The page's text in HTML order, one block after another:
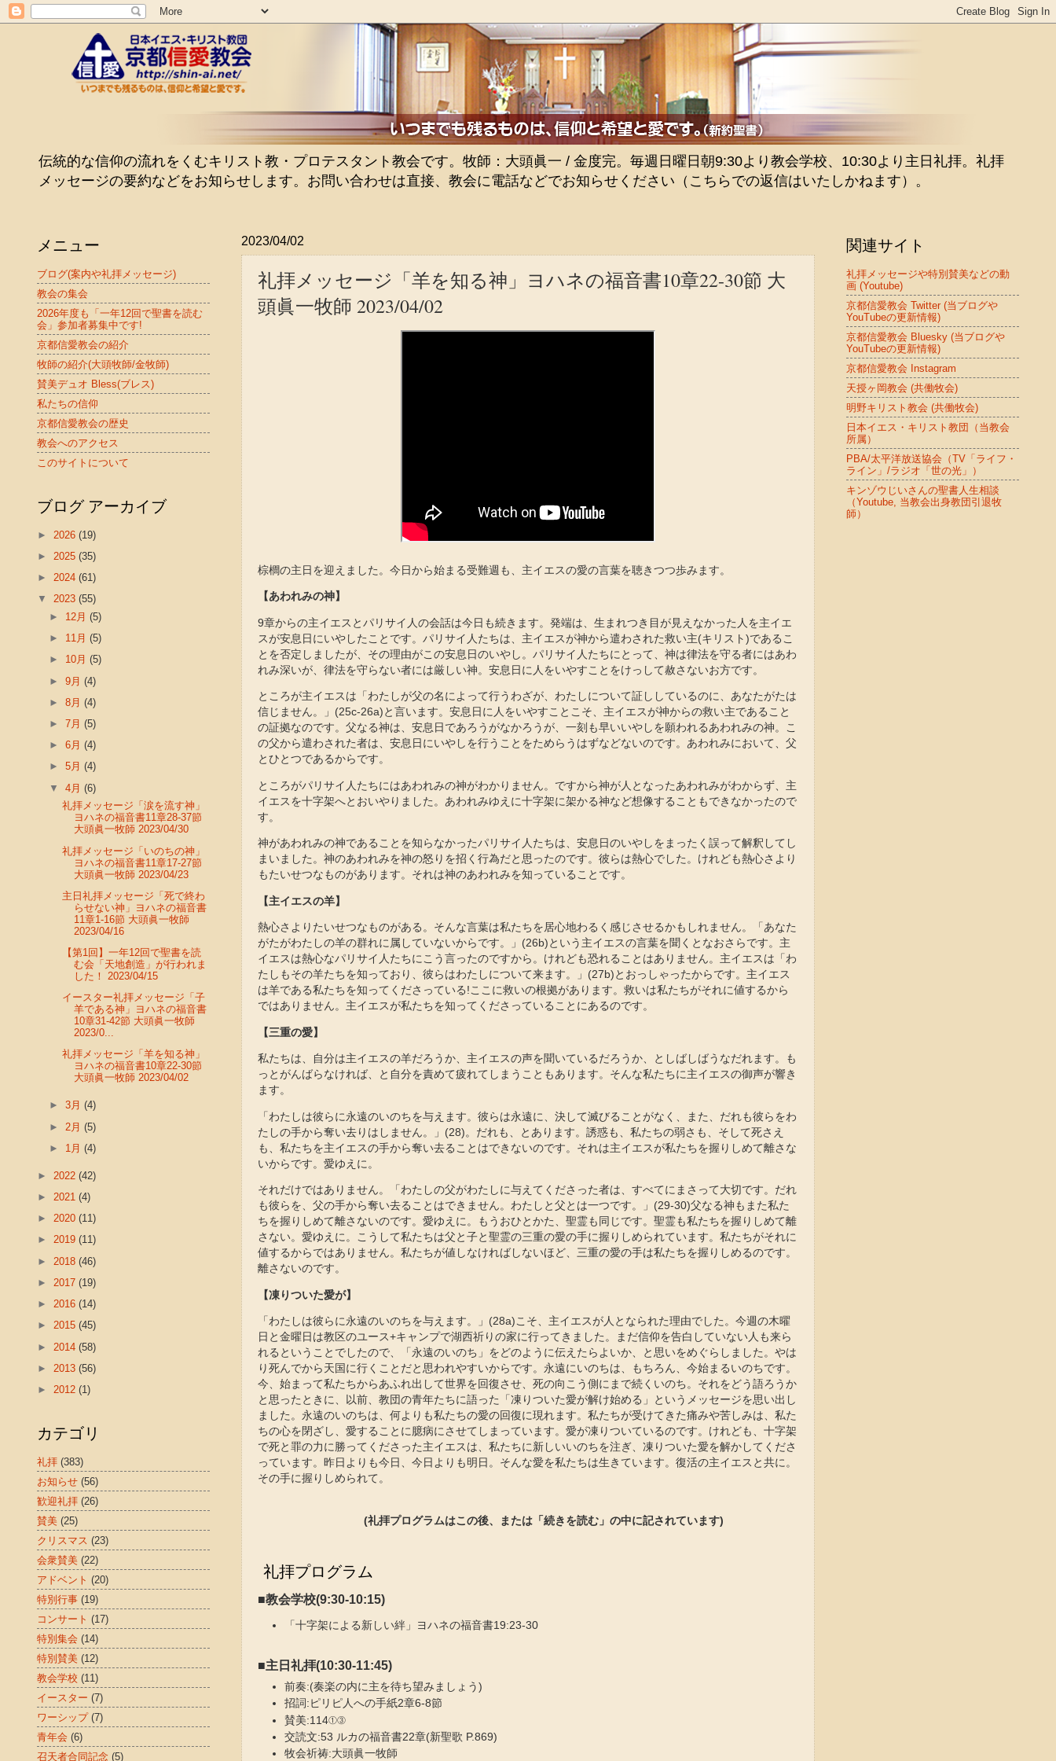
伝統的な信仰の流れをくむキリスト教・プロテスタント教会です。牧師：大頭眞一 / 金度完。毎週日曜日朝9:30より教会学校、10:30より主日礼拝。礼拝
メッセージの要約などをお知らせします。お問い合わせは直接、教会に電話などでお知らせください（こちらでの返信はいたしかねます）。
2023/04/02
礼拝メッセージ「羊を知る神」ヨハネの福音書10章22-30節 大
頭眞一牧師 2023/04/02
棕櫚の主日を迎えました。今日から始まる受難週も、主イエスの愛の言葉を聴きつつ歩みます。
【あわれみの神】
9章からの主イエスとパリサイ人の会話は今日も続きます。発端は、生まれつき目が見えなかった人を主イエ
スが安息日にいやしたことです。パリサイ人たちは、主イエスが神から遣わされた救い主(キリスト)であるこ
とを否定しましたが、その理由がこの安息日のいやし。パリサイ人たちにとって、神は律法を守る者にはあわ
れみ深いが、律法を守らない者には厳しい神。安息日に人をいやすことをけっして赦さないお方です。
ところが主イエスは「わたしが父の名によって行うわざが、わたしについて証ししているのに、あなたがたは
信じません。」(25c-26a)と言います。安息日に人をいやすことこそ、主イエスが神からの救い主であること
の証拠なのです。父なる神は、安息日であろうがなかろうが、一刻も早いいやしを願われるあわれみの神。こ
の父から遣わされた者は、安息日にいやしを行うことをためらうはずなどないのです。あわれみにおいて、父
とひとつであるからです。
ところがパリサイ人たちにはあわれみの神がわかりません。ですから神が人となったあわれみがわからず、主
イエスを十字架へとおいやりました。あわれみゆえに十字架に架かる神など想像することもできなかったので
す。
神があわれみの神であることを知らなかったパリサイ人たちは、安息日のいやしをまったく誤って解釈してし
まいました。神のあわれみを神の怒りを招く行為だと思ったのです。彼らは熱心でした。けれども熱心さより
もたいせつなものがあります。それは神のあわれみを知っていることです。
【主イエスの羊】
熱心さよりたいせつなものがある。そんな言葉は私たちを居心地わるく感じさせるかもしれません。「あなた
がたがわたしの羊の群れに属していないからです。」(26b)という主イエスの言葉を聞くとなおさらです。主
イエスは熱心なパリサイ人たちにこう言ったのですから。けれども恐れることはありません。主イエスは「わ
たしもその羊たちを知っており、彼らはわたしについて来ます。」(27b)とおっしゃったからです。主イエス
は羊である私たちを知ってくださっている!ここに救いの根拠があります。救いは私たちがそれに値するから
ではありません。主イエスが私たちを知ってくださっていることにあるのです。
【三重の愛】
私たちは、自分は主イエスの羊だろうか、主イエスの声を聞いているだろうか、としばしばうなだれます。も
っとがんばらなければ、と自分を責めて疲れてしまうこともあります。そんな私たちに主イエスの御声が響き
ます。
「わたしは彼らに永遠のいのちを与えます。彼らは永遠に、決して滅びることがなく、また、だれも彼らをわ
たしの手から奪い去りはしません。」(28)。だれも、とあります。誘惑も、私たちの弱さも、そして死さえ
も、私たちを主イエスの手から奪い去ることはできないのです。それは主イエスが私たちを握りしめて離さな
いからです。愛ゆえに。
それだけではありません。「わたしの父がわたしに与えてくださった者は、すべてにまさって大切です。だれ
も彼らを、父の手から奪い去ることはできません。わたしと父とは一つです。」(29-30)父なる神もまた私た
ちを握りしめて離さないのです。愛ゆえに。もうおひとかた、聖霊も同じです。聖霊も私たちを握りしめて離
さない。愛ゆえに。こうして私たちは父と子と聖霊の三重の愛の手に握りしめられています。私たちがそれに
値するからではありません。私たちが値しなければしないほど、三重の愛の手は私たちを握りしめるのです。
離さないのです。
【凍りついた愛が】
「わたしは彼らに永遠のいのちを与えます。」(28a)こそ、主イエスが人となられた理由でした。今週の木曜
日と金曜日は教区のユース+キャンプで湖西祈りの家に行ってきました。まだ信仰を告白していない人も来ら
れるということでしたので、「永遠のいのち」をどのように伝えたらよいか、と思いをめぐらしました。やは
り死んでから天国に行くことだと思われやすいからです。永遠にいのちは、もちろん、今始まるいのちです。
今、始まって私たちからあふれ出して世界を回復させ、死の向こう側にまで続くいのち。それをどう語ろうか
と思ったときに、以前、教団の青年たちに語った「凍りついた愛が解け始める」というメッセージを思い出し
ました。永遠のいのちは、何よりも私たちの愛の回復に現れます。私たちが受けてきた痛みや苦しみは、私た
ちの心を閉ざし、愛することに臆病にさせてしまっています。愛が凍りついているのです。けれども、十字架
で死と罪の力に勝ってくださった主イエスは、私たちに新しいいのちを注ぎ、凍りついた愛を解かしてくださ
っています。昨日よりも今日、今日よりも明日。そんな愛を私たちは生きています。復活の主イエスと共に。
その手に握りしめられて。
(礼拝プログラムはこの後、または「続きを読む」の中に記されています)
礼拝プログラム
■教会学校(9:30-10:15)
「十字架による新しい絆」ヨハネの福音書19:23-30
■主日礼拝(10:30-11:45)
前奏:(奏楽の内に主を待ち望みましょう)
招詞:ピリピ人への手紙2章6-8節
賛美:114①③
交読文:53 ルカの福音書22章(新聖歌 P.869)
牧会祈祷:大頭眞一牧師
メニュー
ブログ(案内や礼拝メッセージ)
教会の集会
2026年度も「一年12回で聖書を読む
会」参加者募集中です!
京都信愛教会の紹介
牧師の紹介(大頭牧師/金牧師)
賛美デュオ Bless(ブレス)
私たちの信仰
京都信愛教会の歴史
教会へのアクセス
このサイトについて
ブログ アーカイブ
► 2026 (19)
► 2025 (35)
► 2024 (61)
▼ 2023 (55)
► 12月(5)
► 11月(5)
► 10月(5)
►9月(4)
►8月(4)
►7月(5)
►6月(4)
►5月(4)
▼4月(6)
礼拝メッセージ「涙を流す神」
ヨハネの福音書11章28-37節
大頭眞一牧師 2023/04/30
礼拝メッセージ「いのちの神」
ヨハネの福音書11章17-27節
大頭眞一牧師 2023/04/23
主日礼拝メッセージ「死で終わ
らせない神」ヨハネの福音書
11章1-16節 大頭眞一牧師
2023/04/16
【第1回】一年12回で聖書を読
む会「天地創造」が行われま
した！ 2023/04/15
イースター礼拝メッセージ「子
羊である神」ヨハネの福音書
10章31-42節 大頭眞一牧師
2023/0...
礼拝メッセージ「羊を知る神」
ヨハネの福音書10章22-30節
大頭眞一牧師 2023/04/02
►3月(4)
► 2月(5)
► 1月(4)
► 2022 (42)
► 2021 (4)
► 2020 (11)
► 2019 (11)
► 2018 (46)
► 2017 (19)
► 2016 (14)
► 2015 (45)
► 2014 (58)
► 2013 (56)
► 2012 (1)
カテゴリ
礼拝 (383)
お知らせ (56)
歓迎礼拝 (26)
賛美 (25)
クリスマス (23)
会衆賛美 (22)
アドベント (20)
特別行事 (19)
コンサート (17)
特別集会 (14)
特別賛美 (12)
教会学校 (11)
イースター (7)
ワーシップ (7)
青年会 (6)
召天者合同記念 (5)
関連サイト
礼拝メッセージや特別賛美などの動
画 (Youtube)
京都信愛教会 Twitter (当ブログや
YouTubeの更新情報)
京都信愛教会 Bluesky (当ブログや
YouTubeの更新情報)
京都信愛教会 Instagram
天授ヶ岡教会 (共働牧会)
明野キリスト教会 (共働牧会)
日本イエス・キリスト教団（当教会
所属）
PBA/太平洋放送協会（TV「ライフ・
ライン」/ラジオ「世の光」）
キンゾウじいさんの聖書人生相談
（Youtube, 当教会出身教団引退牧
師）